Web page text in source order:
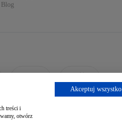
Blog
treści i
otwórz
Akceptuj wszystko